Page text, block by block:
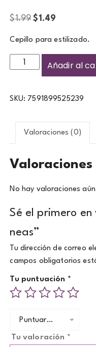
$1.99 $1.49
Cepillo para estilizado.
Añadir al
SKU: 7591899525239
Valoraciones (0)
Valoraciones
No hay valoraciones
Sé el primero
neas”
Tu dirección de correo
campos obligatorios
Tu puntuación *
Puntuar…
Tu valoración *